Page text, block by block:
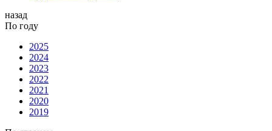
назад
По году
2025
2024
2023
2022
2021
2020
2019